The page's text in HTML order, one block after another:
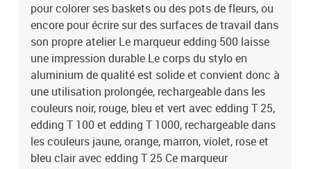
pour colorer ses baskets ou des pots de fleurs, ou
encore pour écrire sur des surfaces de travail dans
son propre atelier Le marqueur edding 500 laisse
une impression durable Le corps du stylo en
aluminium de qualité est solide et convient donc à
une utilisation prolongée, rechargeable dans les
couleurs noir, rouge, bleu et vert avec edding T 25,
edding T 100 et edding T 1000, rechargeable dans
les couleurs jaune, orange, marron, violet, rose et
bleu clair avec edding T 25 Ce marqueur